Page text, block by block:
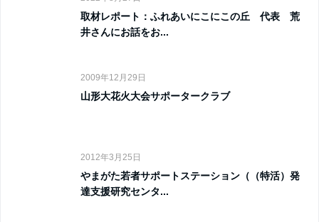
取材レポート：ふれあいにこにこの丘 代表 荒
井さんにお話をお...
2009年12月29日
山形大花火大会サポータークラブ
2012年3月25日
やまがた若者サポートステーション（（特活）発
達支援研究センタ...